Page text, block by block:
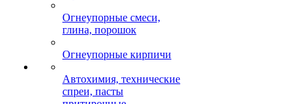
Огнеупорные смеси,
глина, порошок
Огнеупорные кирпичи
Автохимия, технические
спреи, пасты